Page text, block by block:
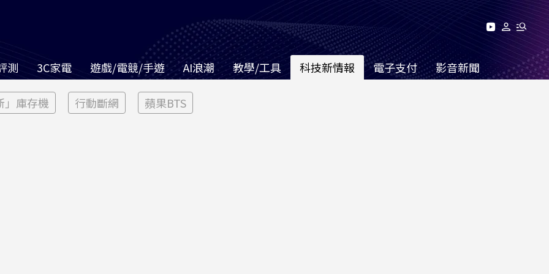
測 3C家電 遊戲/電競/手遊 AI浪潮 教學/工具 科技新情報 電子支付 影音新聞
」庫存機 行動斷網 蘋果BTS